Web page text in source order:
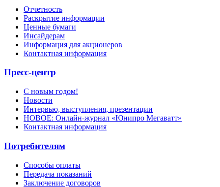
Отчетность
Раскрытие информации
Ценные бумаги
Инсайдерам
Информация для акционеров
Контактная информация
Пресс-центр
С новым годом!
Новости
Интервью, выступления, презентации
НОВОЕ: Онлайн-журнал «Юнипро Мегаватт»
Контактная информация
Потребителям
Способы оплаты
Передача показаний
Заключение договоров